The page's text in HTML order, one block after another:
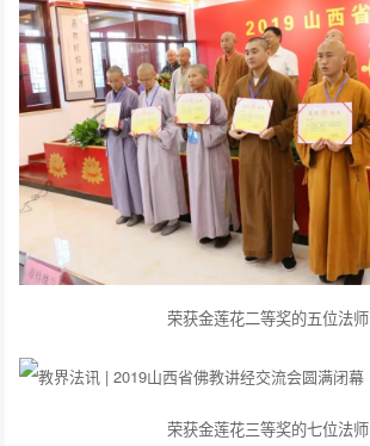
荣获金莲花二等奖的五位法师
荣获金莲花三等奖的七位法师